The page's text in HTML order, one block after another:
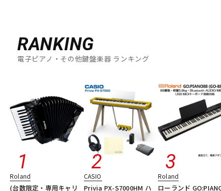
RANKING
電子ピアノ・その他鍵盤楽器 ランキング
Roland
(台数限定・専用キャリ
CASIO
Privia PX-S7000HM ハ
Roland
ローランド